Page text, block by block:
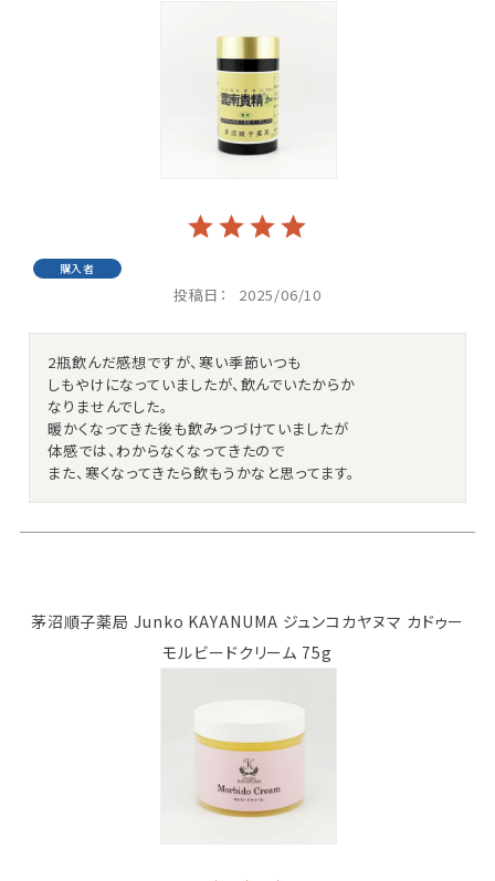
購入者
投稿日 2025/06/10
2瓶飲んだ感想ですが、寒い季節いつも
しもやけになっていましたが、飲んでいたからか
なりませんでした。
暖かくなってきた後も飲みつづけていましたが
体感では、わからなくなってきたので
また、寒くなってきたら飲もうかなと思ってます。
茅沼順子薬局 Junko KAYANUMA ジュンコカヤヌマ カドゥー
モルビードクリーム 75g